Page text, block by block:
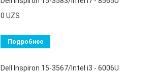
0 UZS
Подробнее
Dell Inspiron 15-3567/Intel i3 - 6006U